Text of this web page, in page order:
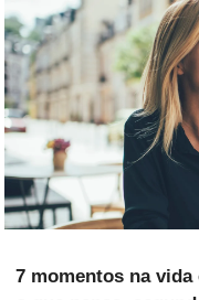
7 momentos na